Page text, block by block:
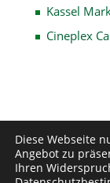
Kassel
Cineplex
Diese Webseite
Angebot zu
Ihren